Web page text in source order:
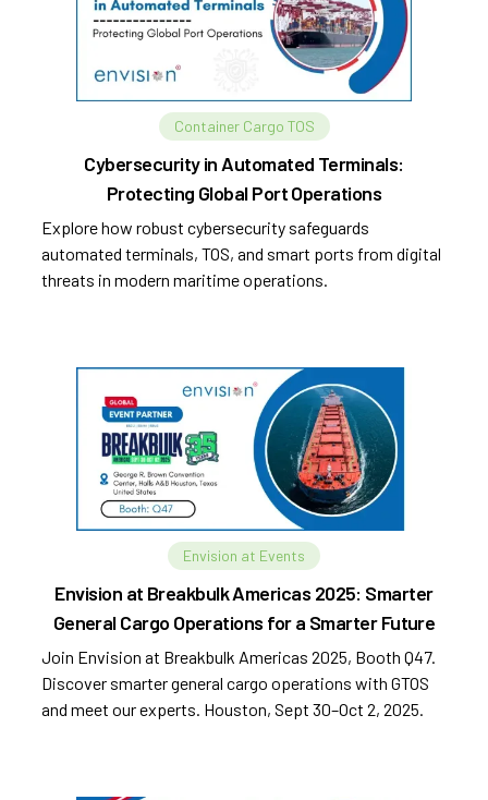
Container Cargo TOS
Cybersecurity in Automated Terminals:
Protecting Global Port Operations
Explore how robust cybersecurity safeguards
automated terminals, TOS, and smart ports from digital
threats in modern maritime operations.
Envision at Events
Envision at Breakbulk Americas 2025: Smarter
General Cargo Operations for a Smarter Future
Join Envision at Breakbulk Americas 2025, Booth Q47.
Discover smarter general cargo operations with GTOS
and meet our experts. Houston, Sept 30–Oct 2, 2025.